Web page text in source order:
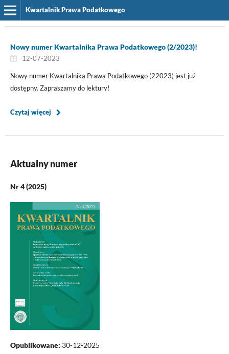
Kwartalnik Prawa Podatkowego
Nowy numer Kwartalnika Prawa Podatkowego (2/2023)!
12-07-2023
Nowy numer Kwartalnika Prawa Podatkowego (22023) jest już
dostępny. Zapraszamy do lektury!
Czytaj więcej
Aktualny numer
Nr 4 (2025)
Opublikowane: 30-12-2025